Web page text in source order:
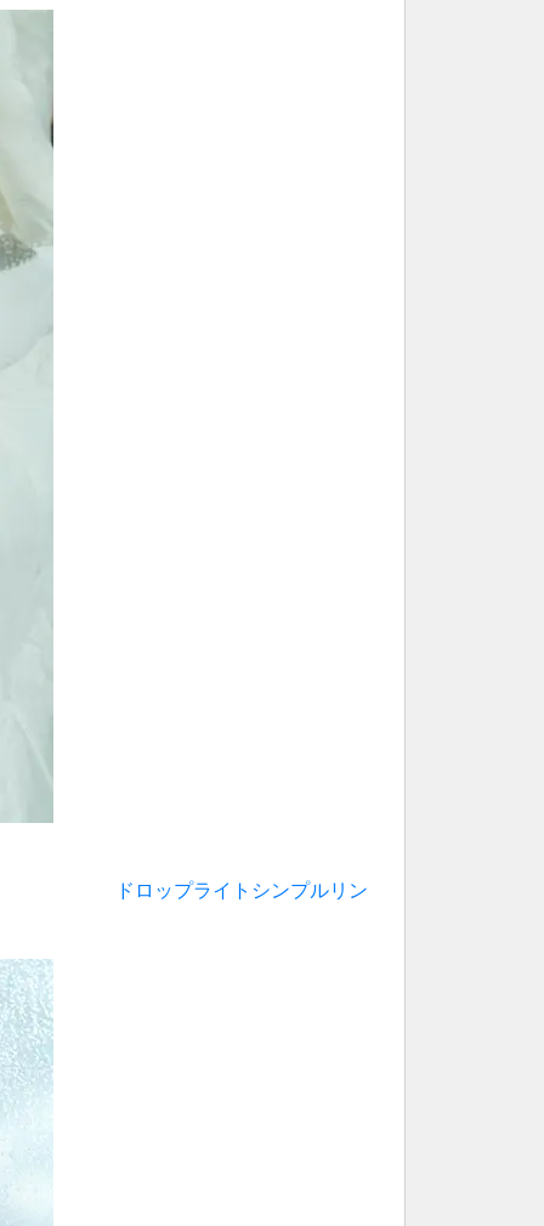
ドロップライトシンプルリン